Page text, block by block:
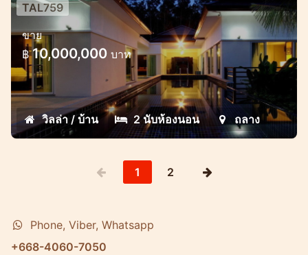
วิลล่าหรู 2 ห้องนอนซึ่งอยู่ใกล้กับน้ำตกที่
สวยงาม
TAL759
ขาย
฿ 10,000,000 บาท
วิลล่า / บ้าน 2 นับห้องนอน ถลาง
1 2
Phone, Viber, Whatsapp
+668-4060-7050